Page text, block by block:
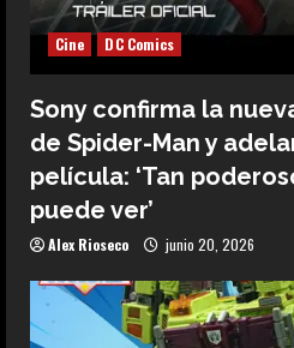
Cine DC Comics
Sony confirma la
de Spider-Man y
película: ‘Tan
puede ver’
Alex Rioseco junio 20, 2026